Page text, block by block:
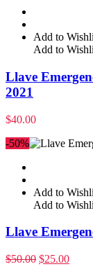
Add to
Add to
Llave
2021
$40.00
-50%
Add to
Add to
Llave
$50.00 $25.00